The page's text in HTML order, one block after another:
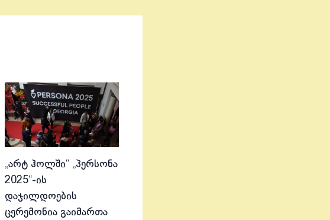
„არტ ჰოლში“ „პერსონა
2025“-ის
დაჯილდოების
ცერემონია გაიმართა